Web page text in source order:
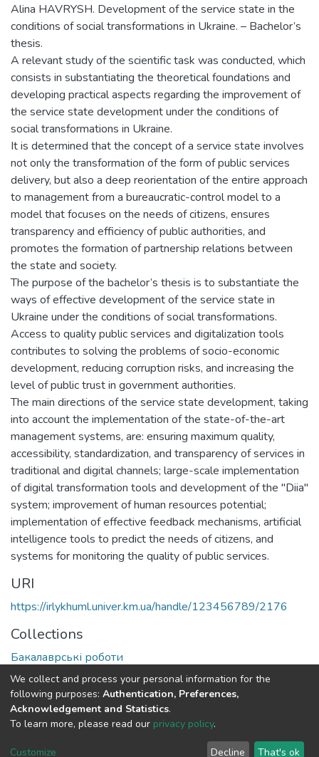
Alina HAVRYSH. Development of the service state in the
conditions of social transformations in Ukraine. – Bachelor’s
thesis.
A relevant study of the scientific task was conducted, which
consists in substantiating the theoretical foundations and
developing practical aspects regarding the improvement of
the service state development under the conditions of
social transformations in Ukraine.
It is determined that the concept of a service state involves
not only the transformation of the form of public services
delivery, but also a deep reorientation of the entire approach
to management from a bureaucratic-control model to a
model that focuses on the needs of citizens, ensures
transparency and efficiency of public authorities, and
promotes the formation of partnership relations between
the state and society.
The purpose of the bachelor’s thesis is to substantiate the
ways of effective development of the service state in
Ukraine under the conditions of social transformations.
Access to quality public services and digitalization tools
contributes to solving the problems of socio-economic
development, reducing corruption risks, and increasing the
level of public trust in government authorities.
The main directions of the service state development, taking
into account the implementation of the state-of-the-art
management systems, are: ensuring maximum quality,
accessibility, standardization, and transparency of services in
traditional and digital channels; large-scale implementation
of digital transformation tools and development of the "Diia"
system; improvement of human resources potential;
implementation of effective feedback mechanisms, artificial
intelligence tools to predict the needs of citizens, and
systems for monitoring the quality of public services.
URI
https://irlykhuml.univer.km.ua/handle/123456789/2176
Collections
Бакалаврські роботи
Full item page
DSpace software copyright © 2002-2026
Cookie End User Send
We collect and process your personal information for the
following purposes: Authentication, Preferences,
Acknowledgement and Statistics.
To learn more, please read our privacy policy.
Customize Decline That's ok